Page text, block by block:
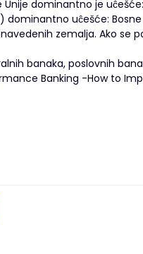
Unije dominantno je
dominantno uĉešće:
zemalja. Ako se
banaka, poslovnih
Banking -How to